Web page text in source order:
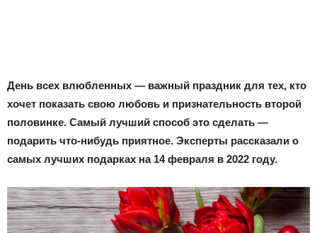
День всех влюбленных — важный праздник для тех, кто
хочет показать свою любовь и признательность второй
половинке. Самый лучший способ это сделать —
подарить что-нибудь приятное. Эксперты рассказали о
самых лучших подарках на 14 февраля в 2022 году.